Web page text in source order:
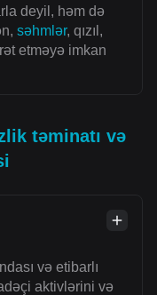
deyil, həm də
səhmlər, qızıl,
etməyə imkan
təminatı və
və etibarlı
aktivlərini və